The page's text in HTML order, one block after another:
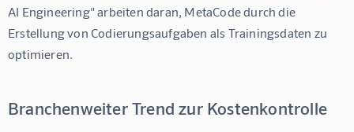
AI Engineering" arbeiten daran, MetaCode durch die
Erstellung von Codierungsaufgaben als Trainingsdaten zu
optimieren.
Branchenweiter Trend zur Kostenkontrolle